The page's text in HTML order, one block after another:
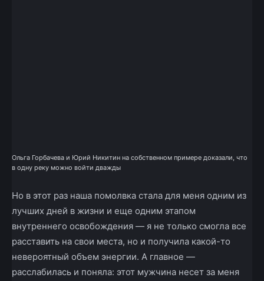
Ольга Горбачева и Юрий Никитин на собственном примере доказали, что
в одну реку можно войти дважды
Но в этот раз наша помолвка стала для меня одним из
лучших дней в жизни и еще одним этапом
внутреннего освобождения — я не только смогла все
расставить на свои места, но и получила какой­-то
невероятный объем энергии. А главное —
расслабилась и поняла: этот мужчина несет за меня